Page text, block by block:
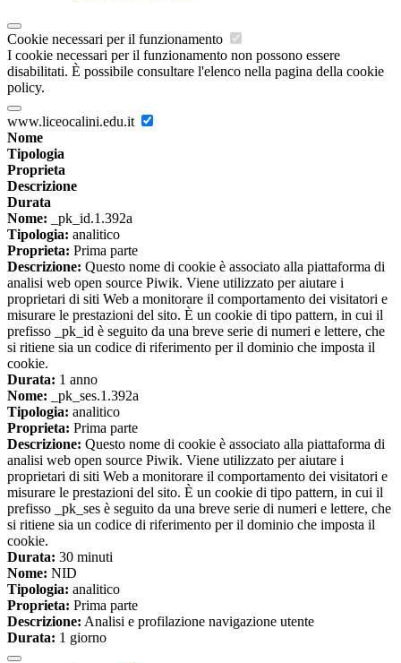
Cookie necessari per il funzionamento
I cookie necessari per il funzionamento non possono essere
disabilitati. È possibile consultare l'elenco nella pagina della cookie
policy.
www.liceocalini.edu.it
Nome
Tipologia
Proprieta
Descrizione
Durata
Nome: _pk_id.1.392a
Tipologia: analitico
Proprieta: Prima parte
Descrizione: Questo nome di cookie è associato alla piattaforma di
analisi web open source Piwik. Viene utilizzato per aiutare i
proprietari di siti Web a monitorare il comportamento dei visitatori e
misurare le prestazioni del sito. È un cookie di tipo pattern, in cui il
prefisso _pk_id è seguito da una breve serie di numeri e lettere, che
si ritiene sia un codice di riferimento per il dominio che imposta il
cookie.
Durata: 1 anno
Nome: _pk_ses.1.392a
Tipologia: analitico
Proprieta: Prima parte
Descrizione: Questo nome di cookie è associato alla piattaforma di
analisi web open source Piwik. Viene utilizzato per aiutare i
proprietari di siti Web a monitorare il comportamento dei visitatori e
misurare le prestazioni del sito. È un cookie di tipo pattern, in cui il
prefisso _pk_ses è seguito da una breve serie di numeri e lettere, che
si ritiene sia un codice di riferimento per il dominio che imposta il
cookie.
Durata: 30 minuti
Nome: NID
Tipologia: analitico
Proprieta: Prima parte
Descrizione: Analisi e profilazione navigazione utente
Durata: 1 giorno